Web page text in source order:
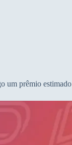
prêmio